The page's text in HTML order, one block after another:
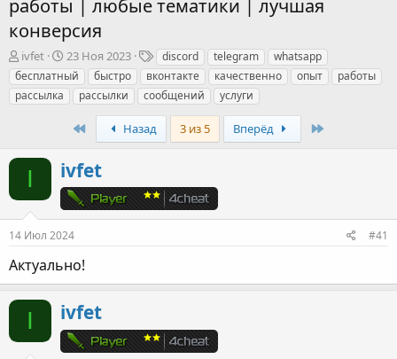
работы | любые тематики | лучшая
конверсия
А
в
т
о
м
ivfet
Д
а
т
а
а
л
а
23 Ноя 2023
Т
е
г
и
discord telegram
whatsapp
бесплатный
быстро вконтакте качественно опыт
работы
рассылка
рассылки сообщений услуги
Назад 3 из 5 Вперёд
I ivfet
14 Июл 2024 #41
Актуально!
I ivfet